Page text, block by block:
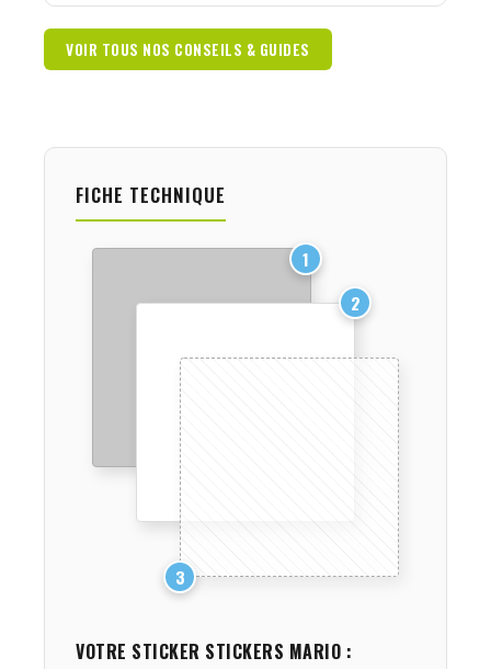
VOIR TOUS NOS CONSEILS & GUIDES
FICHE TECHNIQUE
1
2
3
VOTRE STICKER STICKERS MARIO :